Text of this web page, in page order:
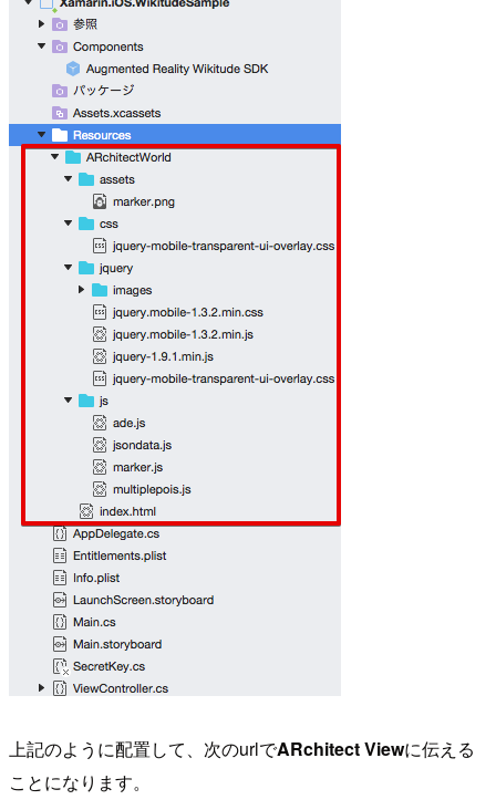
上記のように配置して、次のurlでARchitect Viewに伝える
ことになります。